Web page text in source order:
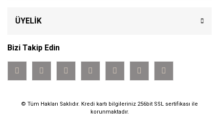
ÜYELİK
Bizi Takip Edin
© Tüm Hakları Saklıdır. Kredi kartı bilgileriniz 256bit SSL sertifikası ile
korunmaktadır.